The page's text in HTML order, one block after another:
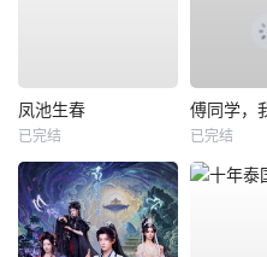
凤池生春
已完结 已完结